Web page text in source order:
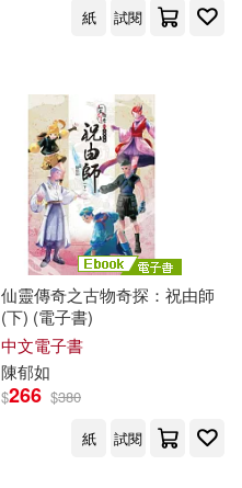
紙
試閱
仙靈傳奇之古物奇探：祝由師
(下) (電子書)
中文電子書
陳郁如
$266 $380
紙
試閱